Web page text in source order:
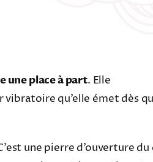
une place à part. Elle
qu’elle émet dès
une pierre d’ouverture